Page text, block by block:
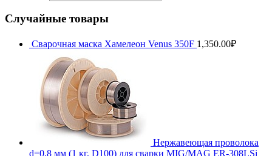
Случайные товары
Сварочная маска Хамелеон Venus 350F 1,350.00₽
Нержавеющая проволока
d=0,8 мм (1 кг, D100) для сварки MIG/MAG ER-308LSi